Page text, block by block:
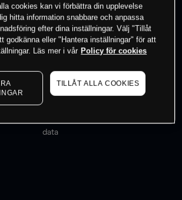
Börja handla
vägledande.
data
cookies kan vi förbättra din upplevelse
hitta information snabbare och anpassa
efter dina inställningar. Välj "Tillåt
godkänna eller "Hantera inställningar" för att
Läs mer i vår Policy för cookies
TILLÅT ALLA COOKIES